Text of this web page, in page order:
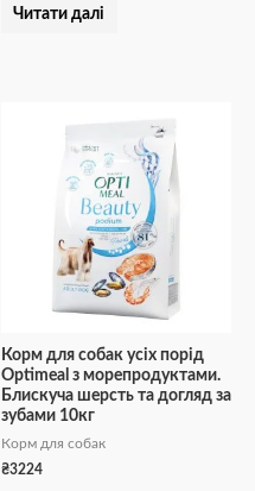
Читати далі
Корм для собак усіх порід
Optimeal з морепродуктами.
Блискуча шерсть та догляд за
зубами 10кг
Корм для собак
₴3224